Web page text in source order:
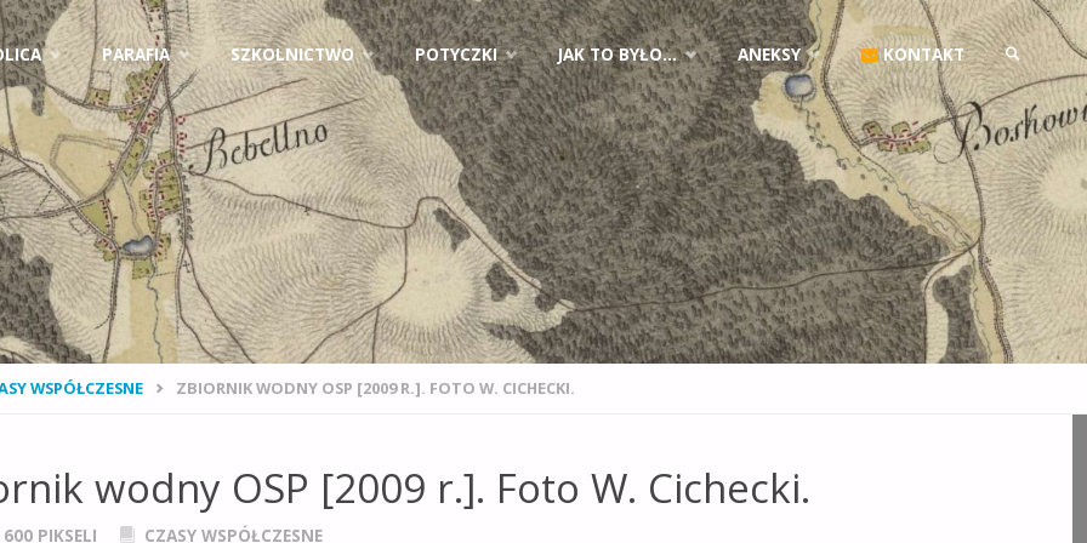
PARAFIA SZKOLNICTWO POTYCZKI JAK TO BYŁO… ANEKSY KONTAKT
SZUKAJ
WSPÓŁCZESNE ZBIORNIK WODNY OSP [2009 R.]. FOTO W. CICHECKI.
wodny OSP [2009 r.]. Foto W. Cichecki.
600 PIKSELI CZASY WSPÓŁCZESNE